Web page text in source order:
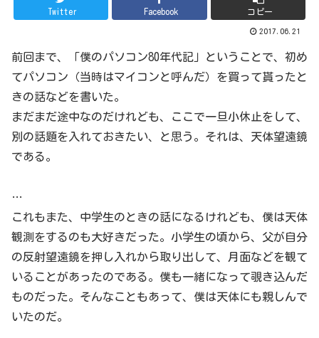
Twitter Facebook コピー
2017.06.21
前回まで、「僕のパソコン80年代記」ということで、初め
てパソコン（当時はマイコンと呼んだ）を買って貰ったと
きの話などを書いた。
まだまだ途中なのだけれども、ここで一旦小休止をして、
別の話題を入れておきたい、と思う。それは、天体望遠鏡
である。
…
これもまた、中学生のときの話になるけれども、僕は天体
観測をするのも大好きだった。小学生の頃から、父が自分
の反射望遠鏡を押し入れから取り出して、月面などを観て
いることがあったのである。僕も一緒になって覗き込んだ
ものだった。そんなこともあって、僕は天体にも親しんで
いたのだ。